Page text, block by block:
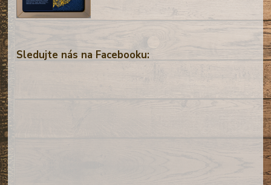
Sledujte nás na Facebooku: